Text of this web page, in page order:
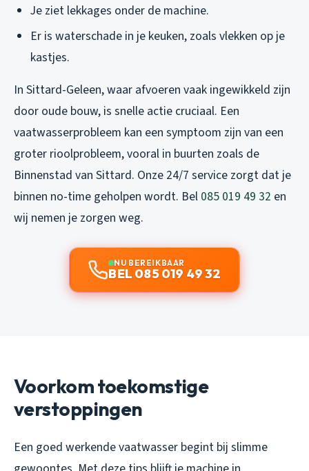
Je ziet lekkages onder de machine.
Er is waterschade in je keuken, zoals vlekken op je
kastjes.
In Sittard-Geleen, waar afvoeren vaak ingewikkeld zijn
door oude bouw, is snelle actie cruciaal. Een
vaatwasserprobleem kan een symptoom zijn van een
groter rioolprobleem, vooral in buurten zoals de
Binnenstad van Sittard. Onze 24/7 service zorgt dat je
binnen no-time geholpen wordt. Bel 085 019 49 32 en
wij nemen je zorgen weg.
NU BEREIKBAAR
BEL 085 019 49 32
Voorkom toekomstige
verstoppingen
Een goed werkende vaatwasser begint bij slimme